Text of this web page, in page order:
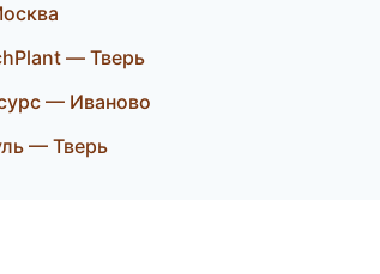
— Тверь
— Иваново
— Тверь